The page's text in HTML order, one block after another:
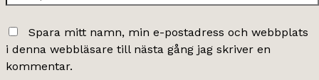
Spara mitt namn, min e-postadress och webbplats
i denna webbläsare till nästa gång jag skriver en
kommentar.